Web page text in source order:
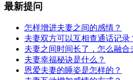
最新提问
怎样增进夫妻之间的感情？
夫妻双方可以互相查通话记录
夫妻之间时间长了，怎么融合
夫妻幸福秘诀是什么？
恩爱夫妻的睡姿是怎样的？